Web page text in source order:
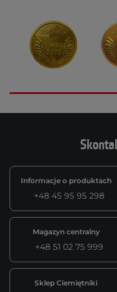
Informacje o produktach
+48 45 95 95 298
Magazyn centralny
+48 51 02 75 999
Sklep Ciemiętniki